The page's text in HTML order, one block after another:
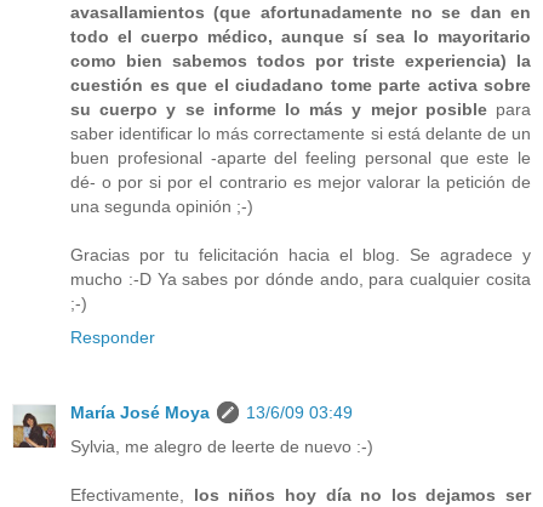
avasallamientos (que afortunadamente no se dan en
todo el cuerpo médico, aunque sí sea lo mayoritario
como bien sabemos todos por triste experiencia) la
cuestión es que el ciudadano tome parte activa sobre
su cuerpo y se informe lo más y mejor posiblepara
saber identificar lo más correctamente si está delante de un
buen profesional -aparte del feeling personal que este le
dé- o por si por el contrario es mejor valorar la petición de
una segunda opinión ;-)
Gracias por tu felicitación hacia el blog. Se agradece y
mucho :-D Ya sabes por dónde ando, para cualquier cosita
;-)
Responder
María José Moya
13/6/09 03:49
Sylvia, me alegro de leerte de nuevo :-)
Efectivamente, los niños hoy día no los dejamos ser